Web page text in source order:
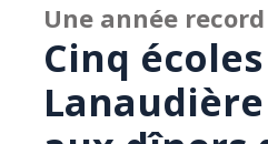
Une année record
Cinq